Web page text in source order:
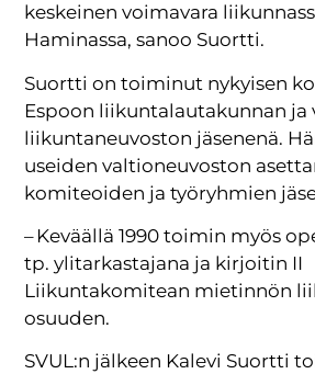
keskeinen voimavara
Haminassa, sanoo Suortti.
Suortti on toiminut nykyisen
Espoon liikuntalautakunnan ja
liikuntaneuvoston jäsenenä.
useiden valtioneuvoston
komiteoiden ja työryhmien
– Keväällä 1990 toimin myös
tp. ylitarkastajana ja kirjoitin II
Liikuntakomitean mietinnön
osuuden.
SVUL:n jälkeen Kalevi Suortti